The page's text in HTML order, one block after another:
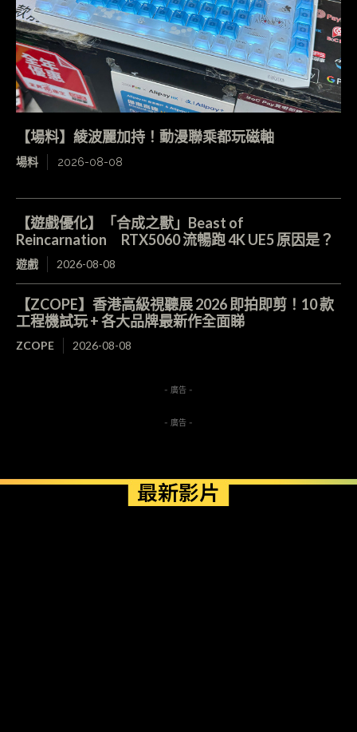
【場料】綾波麗加持！動漫聯乘都玩磁軸
場料 2026-08-08
【遊戲優化】「合成之獸」Beast of
Reincarnation RTX5060 流暢跑 4K UE5 原因是？
遊戲 2026-08-08
【ZCOPE】香港高級視聽展 2026 即拍即剪！10 款
工程機試玩 + 各大品牌最新作全面睇
ZCOPE 2026-08-08
- 廣告 -
- 廣告 -
最新影片